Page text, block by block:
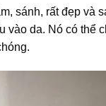
sánh, rất đẹp và
vào da. Nó có thể